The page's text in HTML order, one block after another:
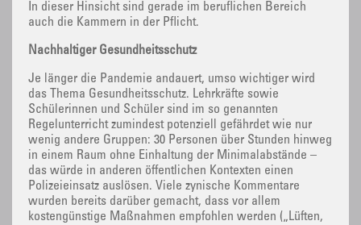
In dieser Hinsicht sind gerade im beruflichen Bereich
auch die Kammern in der Pflicht.
Nachhaltiger Gesundheitsschutz
Je länger die Pandemie andauert, umso wichtiger wird
das Thema Gesundheitsschutz. Lehrkräfte sowie
Schülerinnen und Schüler sind im so genannten
Regelunterricht zumindest potenziell gefährdet wie nur
wenig andere Gruppen: 30 Personen über Stunden hinweg
in einem Raum ohne Einhaltung der Minimalabstände –
das würde in anderen öffentlichen Kontexten einen
Polizeieinsatz auslösen. Viele zynische Kommentare
wurden bereits darüber gemacht, dass vor allem
kostengünstige Maßnahmen empfohlen werden („Lüften,